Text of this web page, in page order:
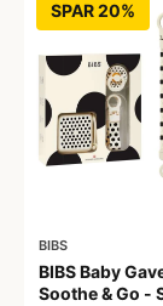
SPAR 20%
BIBS
BIBS Baby
Soothe & Go -